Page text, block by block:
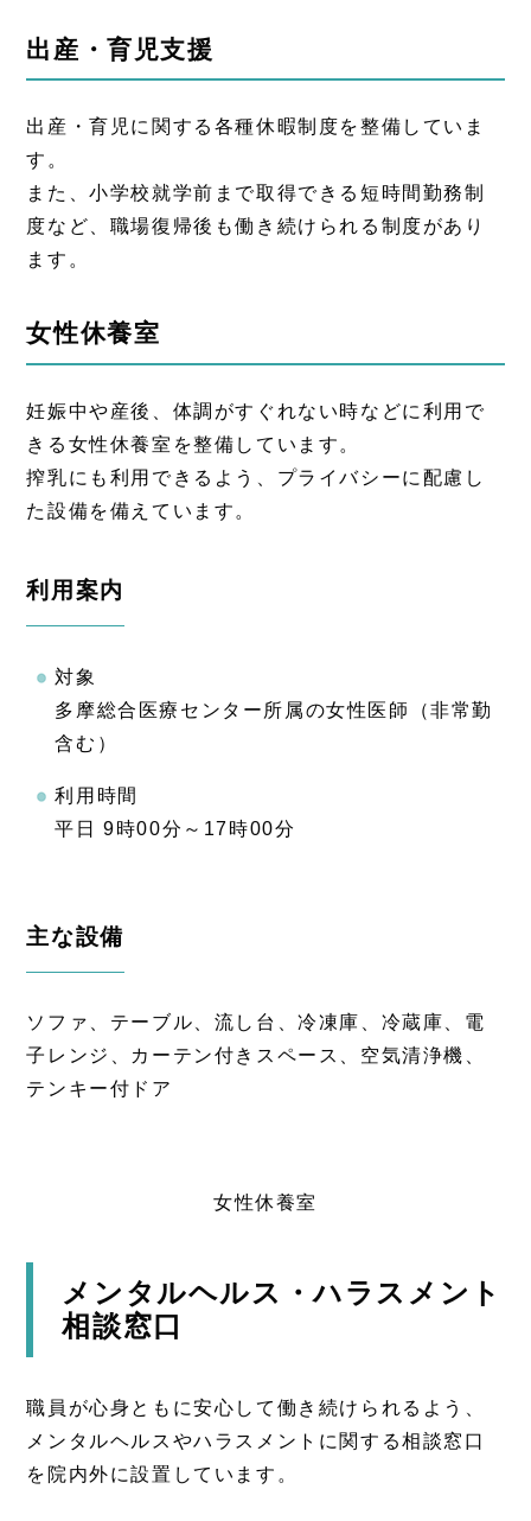
出産・育児支援
出産・育児に関する各種休暇制度を整備していま
す。
また、小学校就学前まで取得できる短時間勤務制
度など、職場復帰後も働き続けられる制度があり
ます。
女性休養室
妊娠中や産後、体調がすぐれない時などに利用で
きる女性休養室を整備しています。
搾乳にも利用できるよう、プライバシーに配慮し
た設備を備えています。
利用案内
対象
多摩総合医療センター所属の女性医師（非常勤
含む）
利用時間
平日 9時00分～17時00分
主な設備
ソファ、テーブル、流し台、冷凍庫、冷蔵庫、電
子レンジ、カーテン付きスペース、空気清浄機、
テンキー付ドア
女性休養室
メンタルヘルス・ハラスメント
相談窓口
職員が心身ともに安心して働き続けられるよう、
メンタルヘルスやハラスメントに関する相談窓口
を院内外に設置しています。